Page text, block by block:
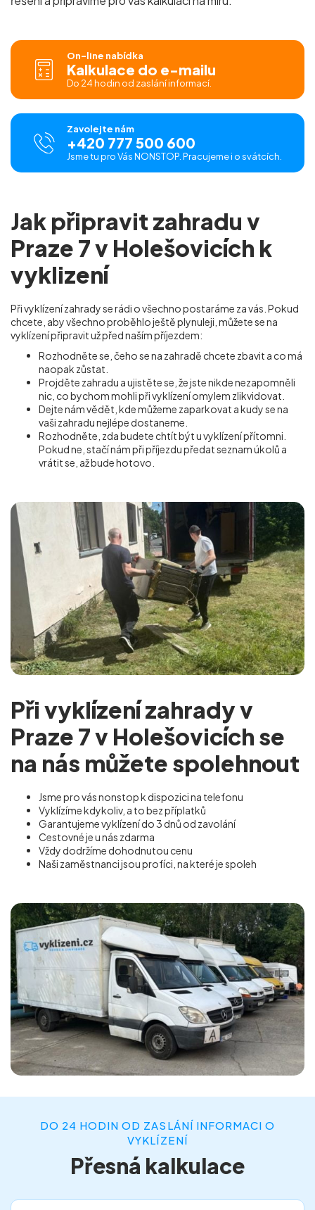
On-line nabídka
Kalkulace do e-mailu
Do 24 hodin od zaslání informací.
Zavolejte nám
+420 777 500 600
Jsme tu pro Vás NONSTOP. Pracujeme i o svátcích.
Jak připravit zahradu v
Praze 7 v Holešovicích k
vyklizení
Při vyklízení zahrady se rádi o všechno postaráme za vás. Pokud
chcete, aby všechno proběhlo ještě plynuleji, můžete se na
vyklízení připravit už před naším příjezdem:
Rozhodněte se, čeho se na zahradě chcete zbavit a co má
naopak zůstat.
Projděte zahradu a ujistěte se, že jste nikde nezapomněli
nic, co bychom mohli při vyklízení omylem zlikvidovat.
Dejte nám vědět, kde můžeme zaparkovat a kudy se na
vaši zahradu nejlépe dostaneme.
Rozhodněte, zda budete chtít být u vyklízení přítomni.
Pokud ne, stačí nám při příjezdu předat seznam úkolů a
vrátit se, až bude hotovo.
Při vyklízení zahrady v
Praze 7 v Holešovicích se
na nás můžete spolehnout
Jsme pro vás nonstop k dispozici na telefonu
Vyklízíme kdykoliv, a to bez příplatků
Garantujeme vyklízení do 3 dnů od zavolání
Cestovné je u nás zdarma
Vždy dodržíme dohodnutou cenu
Naši zaměstnanci jsou profíci, na které je spoleh
DO 24 HODIN OD ZASLÁNÍ INFORMACI O
VYKLÍZENÍ
Přesná kalkulace